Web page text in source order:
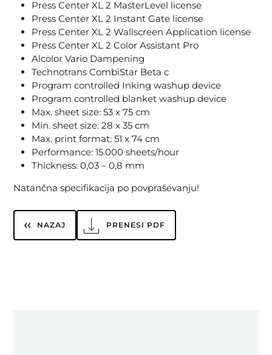
Press Center XL 2 MasterLevel license
Press Center XL 2 Instant Gate license
Press Center XL 2 Wallscreen Application license
Press Center XL 2 Color Assistant Pro
Alcolor Vario Dampening
Technotrans CombiStar Beta c
Program controlled Inking washup device
Program controlled blanket washup device
Max. sheet size: 53 x 75 cm
Min. sheet size: 28 x 35 cm
Max. print format: 51 x 74 cm
Performance: 15.000 sheets/hour
Thickness: 0,03 – 0,8 mm
Natančna specifikacija po povpraševanju!
NAZAJ PRENESI PDF